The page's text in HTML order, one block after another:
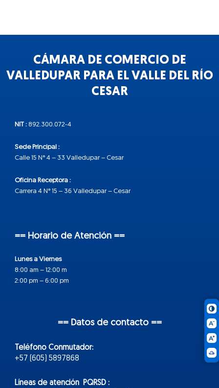
CÁMARA DE COMERCIO DE
VALLEDUPAR PARA EL VALLE DEL RÍO
CESAR
NIT : 892.300.072-4
Sede Principal :
Calle 15 N° 4 – 33 Valledupar – Cesar
Oficina Receptora :
Carrera 4 N° 15 – 36 Valledupar – Cesar
== Horario de Atención ==
Lunes a Viernes
8:00 am – 12:00 m
2:00 pm – 6:00 pm
== Datos de contacto ==
Teléfono Conmutador:
+57 (605) 5897868
Líneas de atención PQRSD :